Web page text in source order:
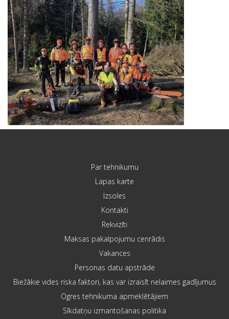
Par tehnikumu
Lapas karte
Izsoles
Kontakti
Rekvizīti
Maksas pakalpojumu cenrādis
Vakances
Personas datu apstrāde
Biežākie vides riska faktori, kas var izraisīt nelaimes gadījumus
Ogres tehnikuma apmeklētājiem
Sīkdatņu izmantošanas politika